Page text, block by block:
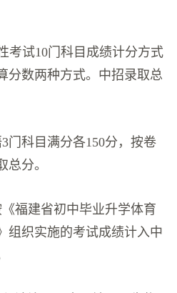
考试10门科目成绩计分方式
分数两种方式。中招录取总
门科目满分各150分，按卷
总分。
《福建省初中毕业升学体育
组织实施的考试成绩计入中